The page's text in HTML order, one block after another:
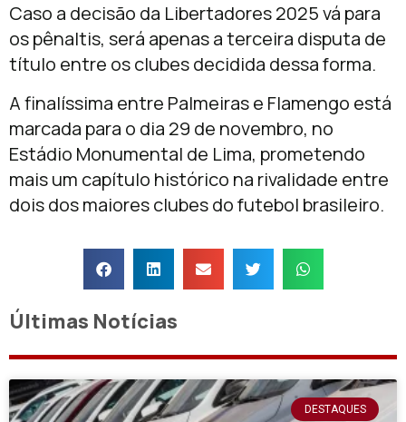
Caso a decisão da Libertadores 2025 vá para
os pênaltis, será apenas a terceira disputa de
título entre os clubes decidida dessa forma.
A finalíssima entre Palmeiras e Flamengo está
marcada para o dia 29 de novembro, no
Estádio Monumental de Lima, prometendo
mais um capítulo histórico na rivalidade entre
dois dos maiores clubes do futebol brasileiro.
Últimas Notícias
DESTAQUES